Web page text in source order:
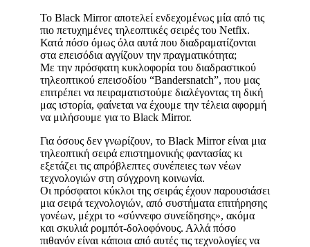
Το Black Mirror αποτελεί ενδεχομένως μία από τις
πιο πετυχημένες τηλεοπτικές σειρές του Νetfix.
Κατά πόσο όμως όλα αυτά που διαδραματίζονται
στα επεισόδια αγγίζουν την πραγματικότητα;
Με την πρόσφατη κυκλοφορία του διαδραστικού
τηλεοπτικού επεισοδίου “Bandersnatch”, που μας
επιτρέπει να πειραματιστούμε διαλέγοντας τη δική
μας ιστορία, φαίνεται να έχουμε την τέλεια αφορμή
να μιλήσουμε για το Black Mirror.
Για όσους δεν γνωρίζουν, το Black Mirror είναι μια
τηλεοπτική σειρά επιστημονικής φαντασίας κι
εξετάζει τις απρόβλεπτες συνέπειες των νέων
τεχνολογιών στη σύγχρονη κοινωνία.
Οι πρόσφατοι κύκλοι της σειράς έχουν παρουσιάσει
μια σειρά τεχνολογιών, από συστήματα επιτήρησης
γονέων, μέχρι το «σύννεφο συνείδησης», ακόμα
και σκυλιά ρομπότ-δολοφόνους. Αλλά πόσο
πιθανόν είναι κάποια από αυτές τις τεχνολογίες να